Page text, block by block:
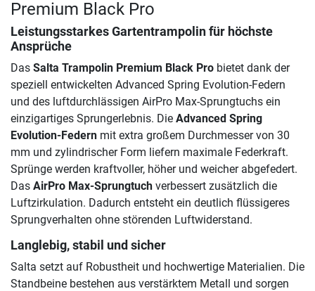
Premium Black Pro
Leistungsstarkes Gartentrampolin für höchste
Ansprüche
Das Salta Trampolin Premium Black Pro bietet dank der
speziell entwickelten Advanced Spring Evolution-Federn
und des luftdurchlässigen AirPro Max-Sprungtuchs ein
einzigartiges Sprungerlebnis. Die Advanced Spring
Evolution-Federn mit extra großem Durchmesser von 30
mm und zylindrischer Form liefern maximale Federkraft.
Sprünge werden kraftvoller, höher und weicher abgefedert.
Das AirPro Max-Sprungtuch verbessert zusätzlich die
Luftzirkulation. Dadurch entsteht ein deutlich flüssigeres
Sprungverhalten ohne störenden Luftwiderstand.
Langlebig, stabil und sicher
Salta setzt auf Robustheit und hochwertige Materialien. Die
Standbeine bestehen aus verstärktem Metall und sorgen